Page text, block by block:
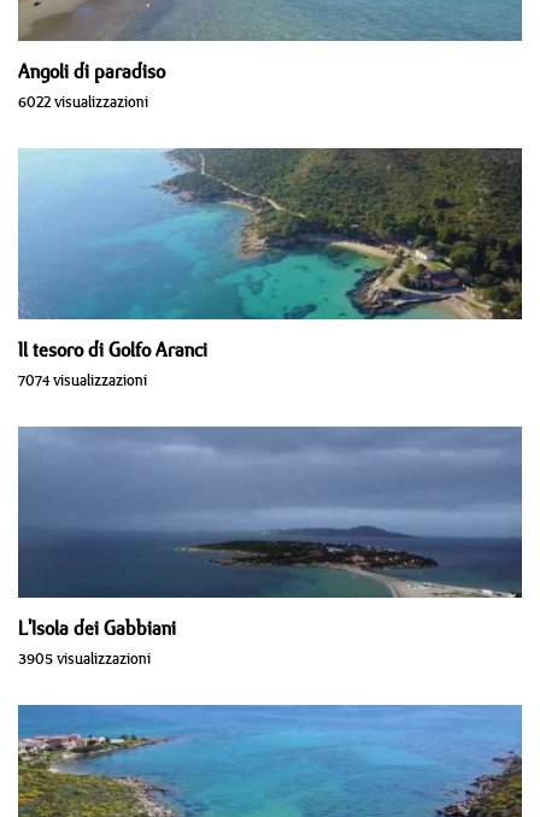
Angoli di paradiso
6022 visualizzazioni
Il tesoro di Golfo Aranci
7074 visualizzazioni
L'Isola dei Gabbiani
3905 visualizzazioni